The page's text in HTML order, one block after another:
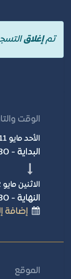
تمإغلاق
الوقت
الأحد مايو 11, 2025
البداية -
الاثنين مايو 12, 2025
النهاية -
إضافة
الموقع